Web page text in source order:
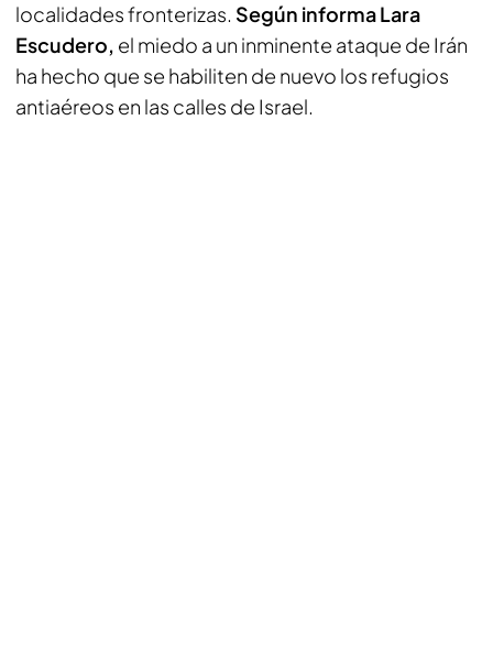
localidades fronterizas. Según informa Lara
Escudero, el miedo a un inminente ataque de Irán
ha hecho que se habiliten de nuevo los refugios
antiaéreos en las calles de Israel.